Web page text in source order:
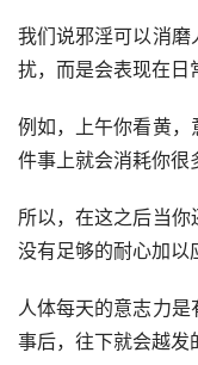
我们说邪淫可以消
扰，而是会表现在日
例如，上午你看黄
件事上就会消耗你很
所以，在这之后当
没有足够的耐心加以
人体每天的意志力
事后，往下就会越发